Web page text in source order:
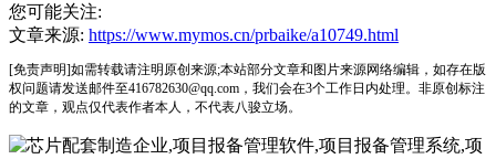
您可能关注:
文章来源: https://www.mymos.cn/prbaike/a10749.html
[免责声明]如需转载请注明原创来源;本站部分文章和图片来源网络编辑，如存在版
权问题请发送邮件至416782630@qq.com，我们会在3个工作日内处理。非原创标注
的文章，观点仅代表作者本人，不代表八骏立场。